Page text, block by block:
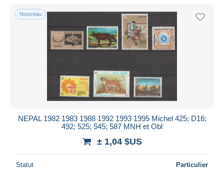
Asie
Prix fixes
Enchères avec offres
Enchères sans offres
Maisons de vente
Toutes les durées
depuis
jours
Prix
Nouveau
NEPAL 1982 1983 1988 1992 1993 1995 Michel 425; D16;
492; 525; 545; 587 MNH et Obl
± 1,04 $US
Statut Particulier